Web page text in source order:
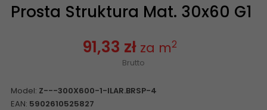
Prosta Struktura Mat. 30x60 G1
91,33 zł za m2
Brutto
Model: Z---300X600-1-ILAR.BRSP-4
EAN: 5902610525827